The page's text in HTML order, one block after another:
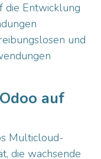
die Entwicklung
und
auf
Multicloud-
die wachsende